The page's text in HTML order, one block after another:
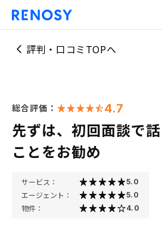
評判・口コミTOPへ
総合評価： 4.7
先ずは、初回面談で
ことをお勧め
サービス： 5.0
エージェント： 5.0
物件： 4.0